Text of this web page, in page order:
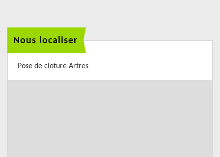
Nous localiser
Pose de cloture Artres